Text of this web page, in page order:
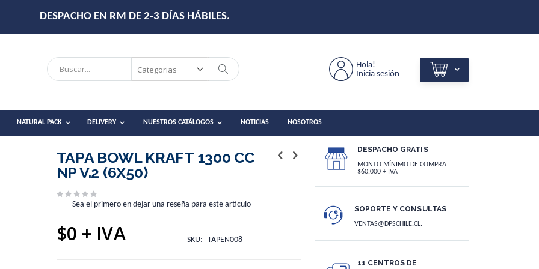
DESPACHO EN RM DE 2-3 DÍAS HÁBILES.
Search
Hola!
Inicia sesión
NATURAL PACK DELIVERY NUESTROS CATÁLOGOS NOTICIAS NOSOTROS
TAPA BOWL KRAFT 1300 CC
NP V.2 (6X50)
Sea el primero en dejar una reseña para este artículo
$0 SKU TAPEN008
DESPACHO GRATIS
MONTO MÍNIMO DE COMPRA
$60.000 + IVA
SOPORTE Y CONSULTAS
VENTAS@DPSCHILE.CL.
11 CENTROS DE